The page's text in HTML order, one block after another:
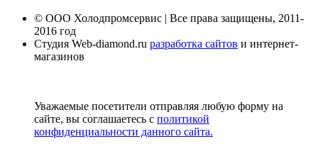
© ООО Холодпромсервис | Все права защищены, 2011-
2016 год
Студия Web-diamond.ru разработка сайтов и интернет-
магазинов
Уважаемые посетители отправляя любую форму на
сайте, вы соглашаетесь с политикой
конфиденциальности данного сайта.